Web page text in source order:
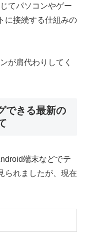
てパソコンやゲー
に接続する仕組みの
が肩代わりしてく
できる最新の
端末などでテ
られましたが、現在